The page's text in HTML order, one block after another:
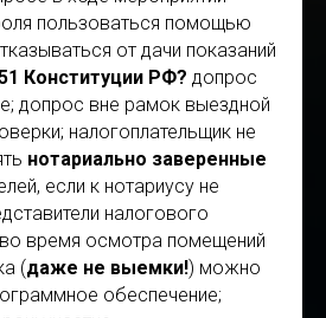
пользоваться помощью
от дачи показаний
Конституции РФ? допрос
допрос вне рамок выездной
налогоплательщик не
нотариально заверенные
если к нотариусу не
налогового
время осмотра помещений
(даже не выемки!) можно
обеспечение;